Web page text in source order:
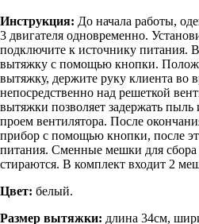
Инструкция: До начала работы,
3 двигателя одновременно.
подключите к источнику
вытяжку с помощью кнопки.
вытяжку, держите руку клиента во
непосредственно над решеткой
вытяжки позволяет задержать пыль
проем вентилятора. После
прибор с помощью кнопки, после
питания. Сменные мешки для
стираются. В комплект входит 2
Цвет: белый.
Размер вытяжки: длина 34см,